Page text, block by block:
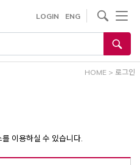
LOGIN ENG
HOME > 로그인
이용하실 수 있습니다.